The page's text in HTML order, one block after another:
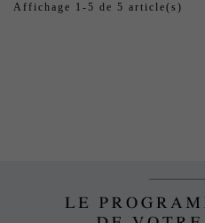
Affichage 1-5 de 5 article(s)